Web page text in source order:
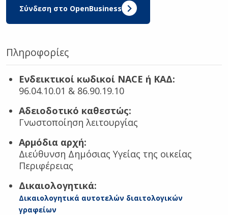
Σύνδεση στο OpenBusiness
Πληροφορίες
Ενδεικτικοί κωδικοί NACE ή ΚΑΔ:
96.04.10.01 & 86.90.19.10
Αδειοδοτικό καθεστώς:
Γνωστοποίηση λειτουργίας
Αρμόδια αρχή:
Διεύθυνση Δημόσιας Υγείας της οικείας
Περιφέρειας
Δικαιολογητικά:
Δικαιολογητικά αυτοτελών διαιτολογικών
γραφείων